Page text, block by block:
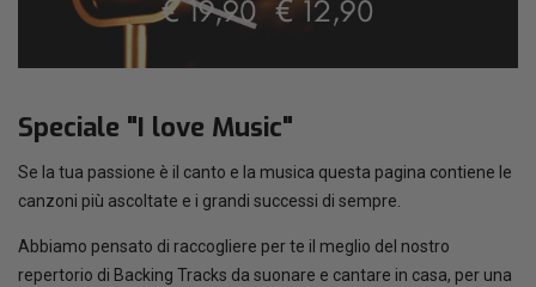
Speciale "I love Music"
Se la tua passione è il canto e la musica questa pagina contiene le
canzoni più ascoltate e i grandi successi di sempre.
Abbiamo pensato di raccogliere per te il meglio del nostro
repertorio di Backing Tracks da suonare e cantare in casa, per una